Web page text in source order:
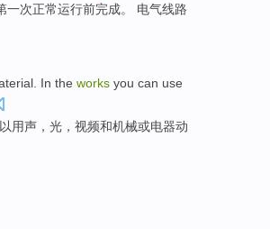
一次正常运行前完成。 电气线路
. In the works you can use
用声 ， 光 ， 视频和机械或电器动